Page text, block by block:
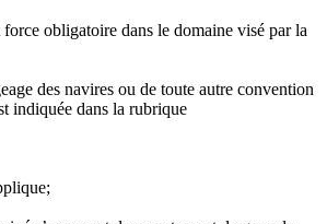
obligatoire dans le domaine visé par la
des navires ou de toute autre convention
indiquée dans la rubrique